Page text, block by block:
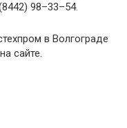
98–33–54.
в Волгограде
сайте.